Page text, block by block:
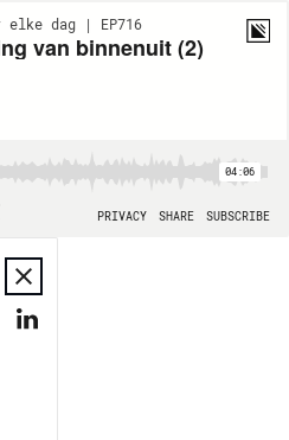
elke dag | EP716
van binnenuit (2)
04:06
PRIVACY SHARE SUBSCRIBE